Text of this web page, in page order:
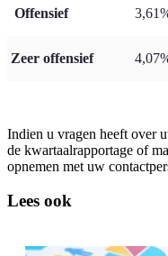
Offensief
Zeer offensief
Indien u vragen heeft over
de kwartaalrapportage of
opnemen met uw
Lees ook